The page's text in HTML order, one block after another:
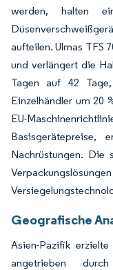
werden, halten
aufteilen. Ulmas TFS
und verlängert die
Tagen auf 42
Einzelhändler um 20
EU-
Basisgerätepreise,
Nachrüstungen. Die
Geografische
Asien-Pazifik
angetrieben